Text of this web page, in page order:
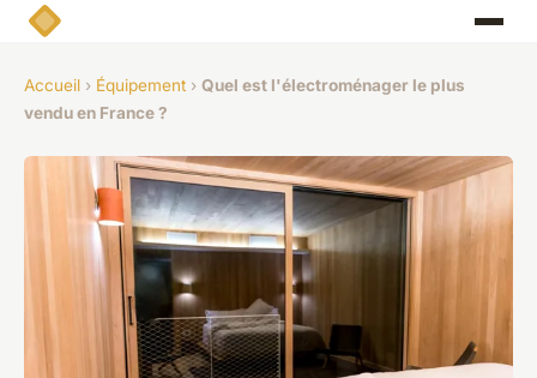
Accueil › Équipement › Quel est l'électroménager le plus
vendu en France ?